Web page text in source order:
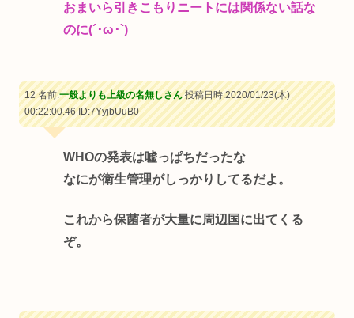
おまいら引きこもりニートには関係ない話な
のに(´･ω･`)
12 名前:一般よりも上級の名無しさん投稿日時:2020/01/23(木)
00:22:00.46ID:7YyjbUuB0
WHOの発表は嘘っぱちだったな
なにが衛生管理がしっかりしてるだよ。
これから保菌者が大量に周辺国に出てくる
ぞ。